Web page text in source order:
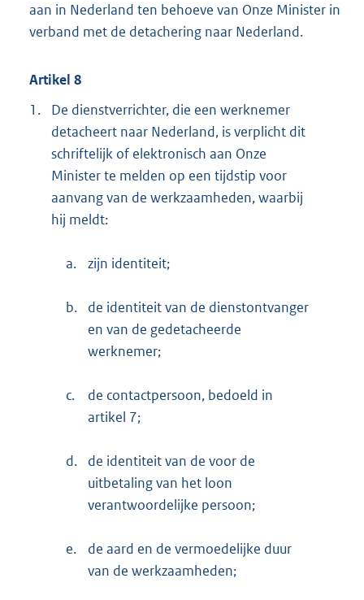
aan in Nederland ten behoeve van Onze Minister in
verband met de detachering naar Nederland.
Artikel 8
1.
De dienstverrichter, die een werknemer
detacheert naar Nederland, is verplicht dit
schriftelijk of elektronisch aan Onze
Minister te melden op een tijdstip voor
aanvang van de werkzaamheden, waarbij
hij meldt:
a. zijn identiteit;
b.
de identiteit van de dienstontvanger
en van de gedetacheerde
werknemer;
c.
de contactpersoon, bedoeld in
artikel 7;
d.
de identiteit van de voor de
uitbetaling van het loon
verantwoordelijke persoon;
e.
de aard en de vermoedelijke duur
van de werkzaamheden;